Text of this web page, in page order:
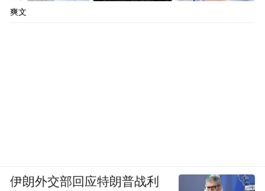
爽文
伊朗外交部回应特朗普战利